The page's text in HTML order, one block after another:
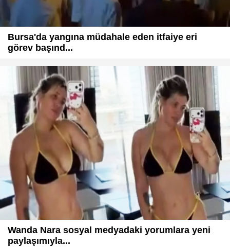
Bursa'da yangına müdahale eden itfaiye eri
görev başınd...
Wanda Nara sosyal medyadaki yorumlara yeni
paylaşımıyla...